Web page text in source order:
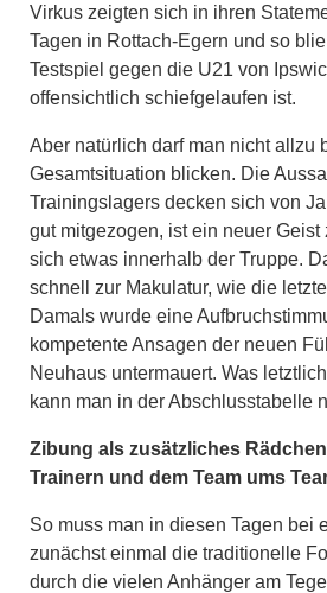
Virkus zeigten sich in ihren
Tagen in Rottach-Egern und so
Testspiel gegen die U21 von
offensichtlich schiefgelaufen ist.
Aber natürlich darf man nicht allzu
Gesamtsituation blicken. Die
Trainingslagers decken sich von
gut mitgezogen, ist ein neuer
sich etwas innerhalb der Truppe.
schnell zur Makulatur, wie die
Damals wurde eine
kompetente Ansagen der neuen
Neuhaus untermauert. Was
kann man in der Abschlusstabelle
Zibung als zusätzliches
Trainern und dem Team ums
So muss man in diesen Tagen bei
zunächst einmal die traditionelle
durch die vielen Anhänger am